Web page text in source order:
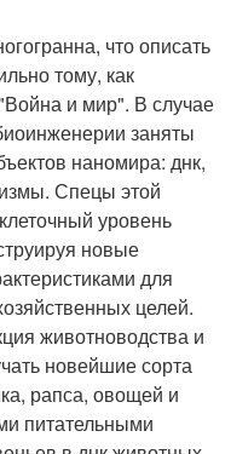
что описать
тому, как
и мир". В случае
заняты
наномира: днк,
Спецы этой
уровень
новые
для
целей.
животноводства и
новейшие сорта
рапса, овощей и
питательными